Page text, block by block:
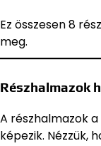
Ez összesen 8
meg.
Részhalmazok
A részhalmazok
képezik. Nézzük,